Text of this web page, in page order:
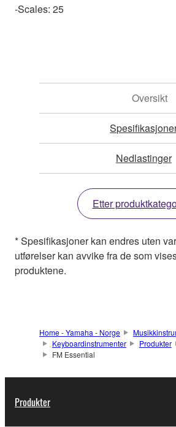
-Scales: 25
Oversikt
Nedlastinger
Etter
* Spesifikasjoner kan endres uten
utførelser kan avvike fra de som
produktene.
Home - Yamaha - Norge
Keyboardinstrumenter
Produkter
FM Essential
Produkter